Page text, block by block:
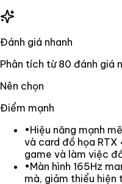
Đánh giá nhanh
Phân tích từ 80 đánh giá
Nên chọn
Điểm mạnh
•Hiệu năng mạnh
và card đồ họa
game và làm việc
•Màn hình 165Hz
mà, giảm thiểu hiện